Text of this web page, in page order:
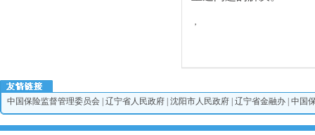
，
中国保险监督管理委员会 辽宁省人民政府 沈阳市人民政府 辽宁省金融办 中国